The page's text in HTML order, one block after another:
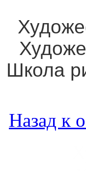
Школа
Назад к